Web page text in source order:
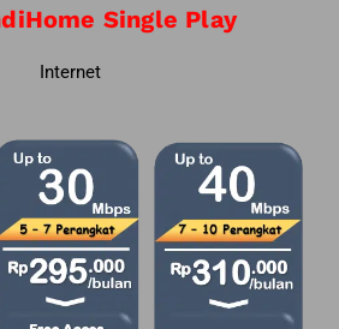
Single Play
Internet